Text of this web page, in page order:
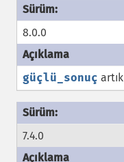
8.0.0
güçlü_sonuç artık
7.4.0